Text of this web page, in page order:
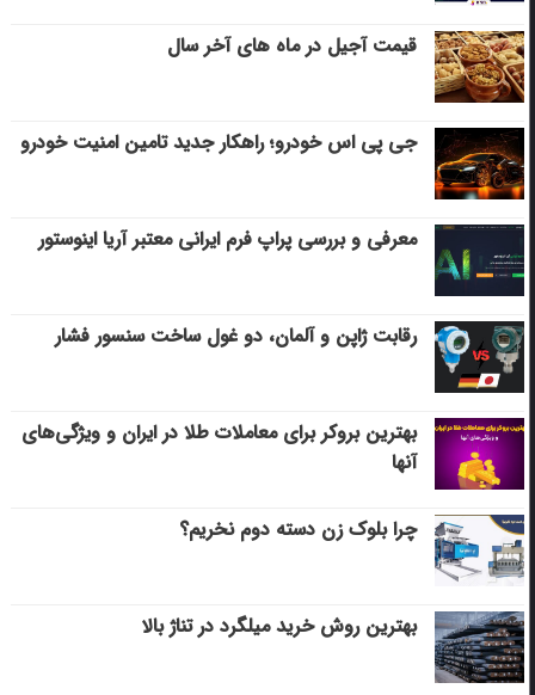
قیمت آجیل در ماه های آخر سال
جی پی اس خودرو؛ راهکار جدید تامین امنیت خودرو
معرفی و بررسی پراپ فرم ایرانی معتبر آریا اینوستور
رقابت ژاپن و آلمان، دو غول ساخت سنسور فشار
بهترین بروکر برای معاملات طلا در ایران و ویژگی‌های
آنها
چرا بلوک زن دسته دوم نخریم؟
بهترین روش خرید میلگرد در تناژ بالا